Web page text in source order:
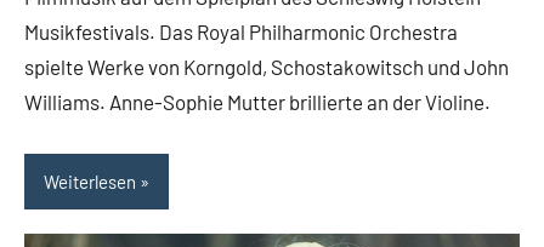
Musikfestivals. Das Royal Philharmonic Orchestra
spielte Werke von Korngold, Schostakowitsch und John
Williams. Anne-Sophie Mutter brillierte an der Violine.
Weiterlesen